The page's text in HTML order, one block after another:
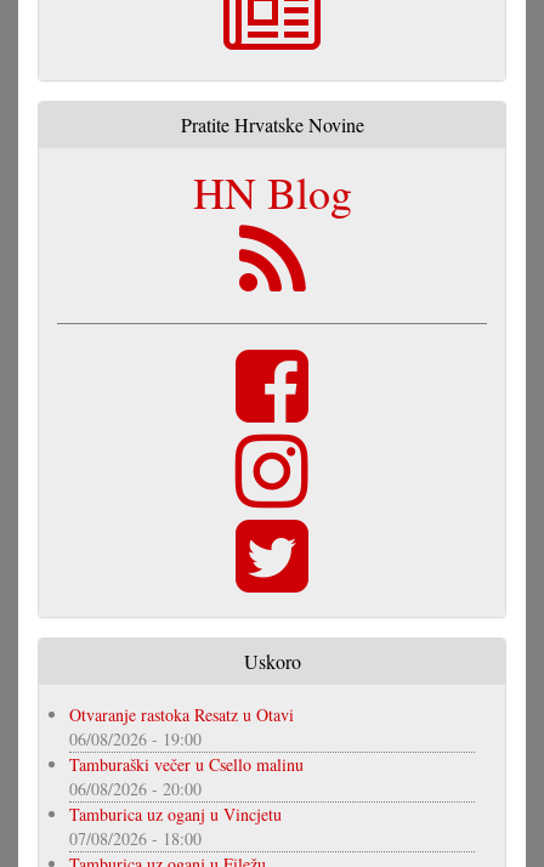
Pratite Hrvatske Novine
HN Blog
Uskoro
Otvaranje rastoka Resatz u Otavi
06/08/2026 - 19:00
Tamburaški večer u Csello malinu
06/08/2026 - 20:00
Tamburica uz oganj u Vincjetu
07/08/2026 - 18:00